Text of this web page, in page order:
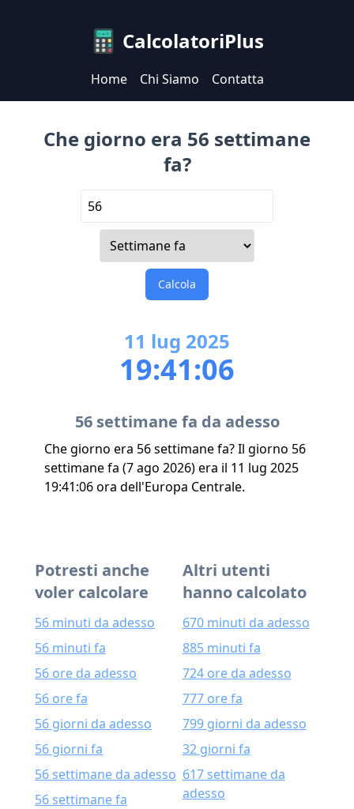
CalcolatoriPlus
Home Chi Siamo Contatta
Che giorno era 56 settimane
fa?
Calcola
11 lug 2025
19:41:06
56 settimane fa da adesso
Che giorno era 56 settimane fa? Il giorno 56
settimane fa (7 ago 2026) era il 11 lug 2025
19:41:06 ora dell'Europa Centrale.
Potresti anche
voler calcolare
56 minuti da adesso
56 minuti fa
56 ore da adesso
56 ore fa
56 giorni da adesso
56 giorni fa
56 settimane da adesso
56 settimane fa
Altri utenti
hanno calcolato
670 minuti da adesso
885 minuti fa
724 ore da adesso
777 ore fa
799 giorni da adesso
32 giorni fa
617 settimane da
adesso